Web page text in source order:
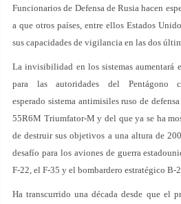
Funcionarios de Defensa de Rusia hacen
a que otros países, entre ellos Estados
sus capacidades de vigilancia en las dos
La invisibilidad en los sistemas aumentará
para las autoridades del Pentágono
esperado sistema antimisiles ruso de
55R6M Triumfator-M y del que ya se ha
de destruir sus objetivos a una altura de
desafío para los aviones de guerra
F-22, el F-35 y el bombardero estratégico B-
Ha transcurrido una década desde que el